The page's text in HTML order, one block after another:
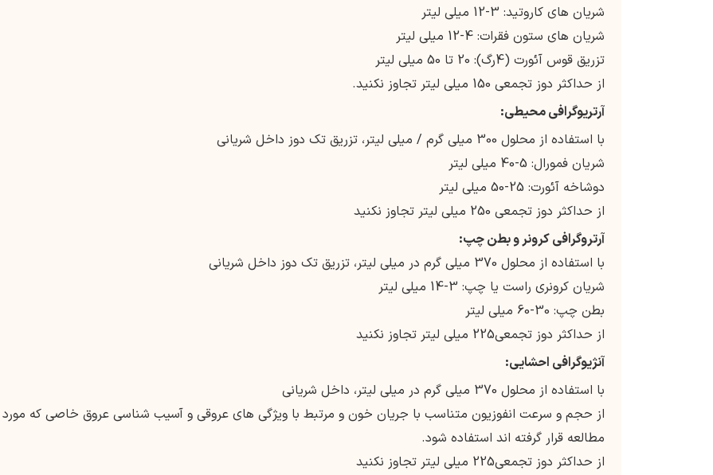
شریان های کاروتید: 3-12 میلی لیتر
شریان های ستون فقرات: 4-12 میلی لیتر
تزریق قوس آئورت (4رگ): 20 تا 50 میلی لیتر
از حداکثر دوز تجمعی 150 میلی لیتر تجاوز نکنید.
آرتريوگرافی محيطی:
با استفاده از محلول 300 میلی گرم / میلی لیتر، تزریق تک دوز داخل شریانی
شريان فمورال: 5-40 ميلي ليتر
دوشاخه آئورت: 25-50 میلی لیتر
از حداکثر دوز تجمعی 250 میلی لیتر تجاوز نکنید
آرتروگرافی کرونر و بطن چپ:
با استفاده از محلول 370 میلی گرم در میلی لیتر، تزریق تک دوز داخل شریانی
شریان کرونری راست یا چپ: 3-14 میلی لیتر
بطن چپ: 30-60 میلی لیتر
از حداکثر دوز تجمعی225 میلی لیتر تجاوز نکنید
آنژیوگرافی احشایی:
با استفاده از محلول 370 میلی گرم در میلی لیتر، داخل شریانی
از حجم و سرعت انفوزیون متناسب با جریان خون و مرتبط با ویژگی های عروقی و آسیب شناسی عروق خاصی که مورد
مطالعه قرار گرفته اند استفاده شود.
از حداکثر دوز تجمعی225 میلی لیتر تجاوز نکنید